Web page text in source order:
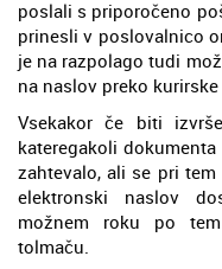
poslali s priporočeno
prinesli v poslovalnico
je na razpolago tudi
na naslov preko kurirske
Vsekakor če biti
kateregakoli
zahtevalo, ali se pri
elektronski naslov
možnem roku po
tolmaču.